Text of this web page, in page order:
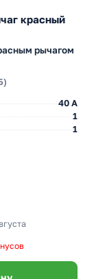
красный
рычагом
40 A
1
1